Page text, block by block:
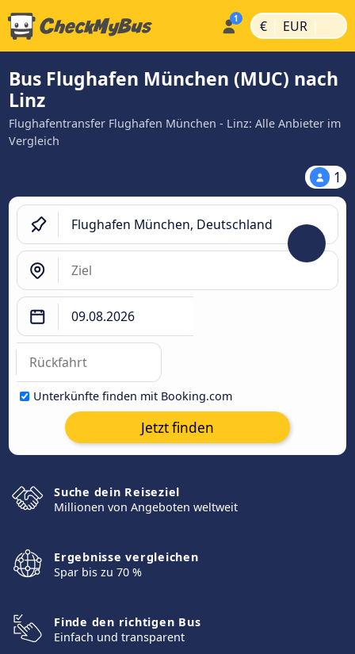
€ | EUR |
Bus Flughafen München (MUC) nach
Linz
Flughafentransfer Flughafen München - Linz: Alle Anbieter im
Vergleich
1
Unterkünfte finden mit Booking.com
Jetzt finden
Suche dein Reiseziel
Millionen von Angeboten weltweit
Ergebnisse vergleichen
Spar bis zu 70 %
Finde den richtigen Bus
Einfach und transparent